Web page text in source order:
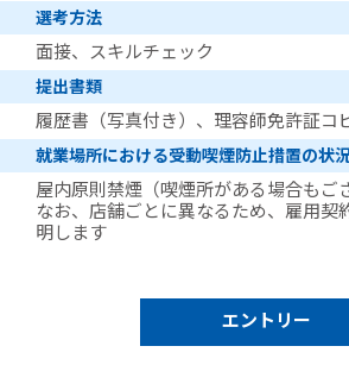
選考方法
面接、スキルチェック
提出書類
履歴書（写真付き）、理容師免許証コ
就業場所における受動喫煙防止措置の状
屋内原則禁煙（喫煙所がある場合もご
なお、店舗ごとに異なるため、雇用契
明します
エントリー